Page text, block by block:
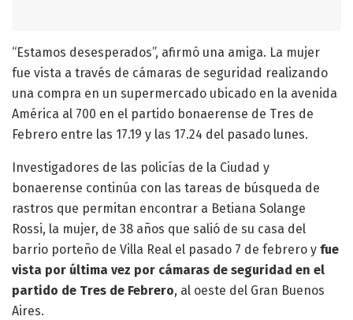
“Estamos desesperados”, afirmó una amiga. La mujer
fue vista a través de cámaras de seguridad realizando
una compra en un supermercado ubicado en la avenida
América al 700 en el partido bonaerense de Tres de
Febrero entre las 17.19 y las 17.24 del pasado lunes.
Investigadores de las policías de la Ciudad y
bonaerense continúa con las tareas de búsqueda de
rastros que permitan encontrar a Betiana Solange
Rossi, la mujer, de 38 años que salió de su casa del
barrio porteño de Villa Real el pasado 7 de febrero y fue
vista por última vez por cámaras de seguridad en el
partido de Tres de Febrero, al oeste del Gran Buenos
Aires.